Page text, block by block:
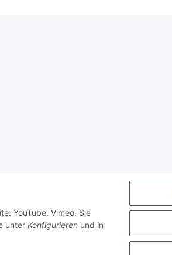
YouTube, Vimeo. Sie
unter Konfigurieren und in